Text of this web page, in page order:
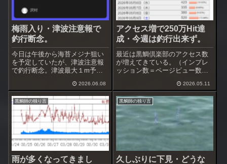
梅雨入り・津波注意報で
釣行断念。
今日は午後から海苔メジナ狙い
を予定していたが、津波注意報
で釣行断念。津波最大１m予想
て雨が多くなり、なかなか釣行
予定が組めません。しばらく天
気がぐずつきそう、今週の釣行
は出来ないかも知れません。増
粘多糖類を添加し...
2026.06.08
アクセス増で250万Hit達
成・今週は釣行出来ず。
最近は黒鯛倶楽部のアクセス数
が増えてきている。（インプレ
ッション数＝ページビュー数）
超え、先月は1000超え、１月に
は5000超えもありちょっとバズ
った。気が付くとカウンターの
累計アクセス数が250...
2026.05.11
黒鯛師の独り言
雨が多くなってきまし
黒鯛師の独り言
久しぶりに下見・どうな